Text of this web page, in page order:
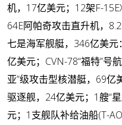
机，17亿美元；12架F-
64E阿帕奇攻击直升机，
七是海军舰艇，346亿美元
亿美元；CVN-78“福特”号
亚”级攻击型核潜艇，69亿
驱逐舰，24亿美元；1艘“
元；1支舰队补给油船(T-